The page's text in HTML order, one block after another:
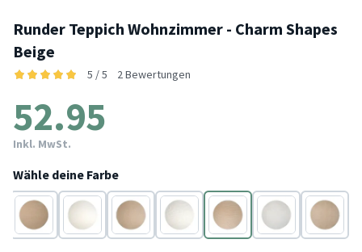
Runder Teppich Wohnzimmer - Charm Shapes
Beige
5 / 5 2 Bewertungen
52.95
Inkl. MwSt.
Wähle deine Farbe
Beige Weiß Beige Weiß Beige Weiß
Beige